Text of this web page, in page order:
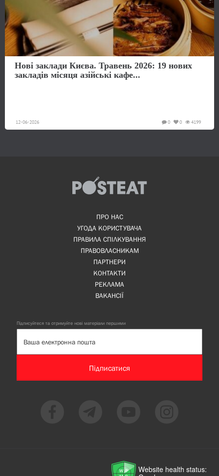
Нові заклади Києва. Травень 2026: 19 нових
закладів місяця азійські кафе...
12-06-2026 4199
0
0
ПРО НАС
УГОДА КОРИСТУВАЧА
ПРАВИЛА СПІЛКУВАННЯ
ПРАВОВЛАСНИКАМ
ПАРТНЕРИ
КОНТАКТИ
РЕКЛАМА
ВАКАНСІЇ
Підписуйтеся та отримуйте нові матеріали першими
Підписатися
Website health status: